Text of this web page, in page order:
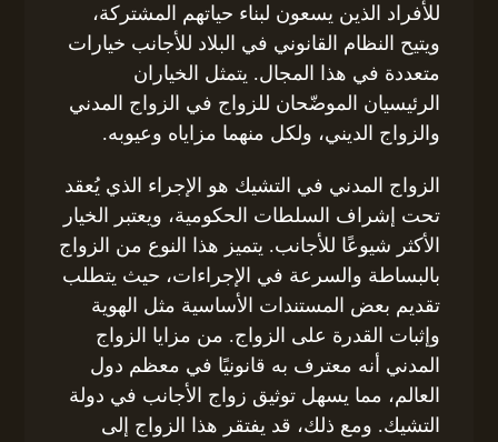
للأفراد الذين يسعون لبناء حياتهم المشتركة،
ويتيح النظام القانوني في البلاد للأجانب خيارات
متعددة في هذا المجال. يتمثل الخياران
الرئيسيان الموضّحان للزواج في الزواج المدني
والزواج الديني، ولكل منهما مزاياه وعيوبه.
الزواج المدني في التشيك هو الإجراء الذي يُعقد
تحت إشراف السلطات الحكومية، ويعتبر الخيار
الأكثر شيوعًا للأجانب. يتميز هذا النوع من الزواج
بالبساطة والسرعة في الإجراءات، حيث يتطلب
تقديم بعض المستندات الأساسية مثل الهوية
وإثبات القدرة على الزواج. من مزايا الزواج
المدني أنه معترف به قانونيًا في معظم دول
العالم، مما يسهل توثيق زواج الأجانب في دولة
التشيك. ومع ذلك، قد يفتقر هذا الزواج إلى